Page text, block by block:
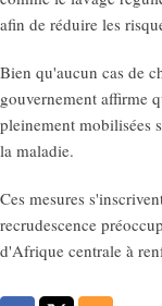
afin de réduire les
Bien qu'aucun cas de
gouvernement affirme
pleinement mobilisées
la maladie.
Ces mesures
recrudescence
d'Afrique centrale à